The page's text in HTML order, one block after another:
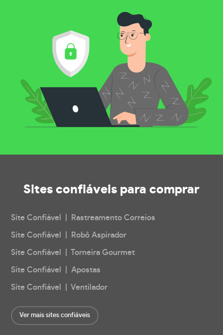
Sites confiáveis para comprar
Site Confiável | Rastreamento Correios
Site Confiável | Robô Aspirador
Site Confiável | Torneira Gourmet
Site Confiável | Apostas
Site Confiável | Ventilador
Ver mais sites confiáveis